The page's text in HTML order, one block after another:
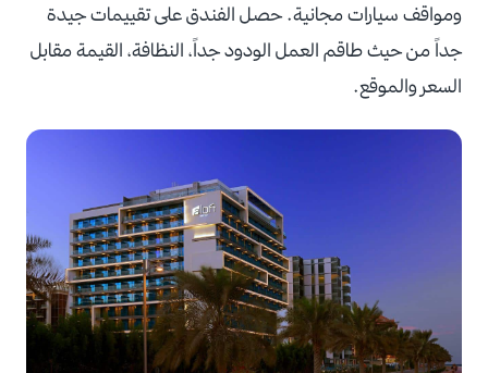
ومواقف سيارات مجانية. حصل الفندق على تقييمات جيدة
جداً من حيث طاقم العمل الودود جداً، النظافة، القيمة مقابل
السعر والموقع.